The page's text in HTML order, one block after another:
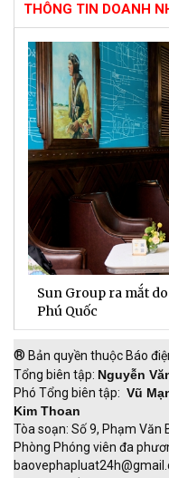
THÔNG TIN DOANH
Sun Group ra mắt
Phú Quốc
® Bản quyền thuộc Báo
Tổng biên tập: Nguyễn
Phó Tổng biên tập: Vũ
Kim Thoan
Tòa soạn: Số 9, Phạm Văn
Phòng Phóng viên đa